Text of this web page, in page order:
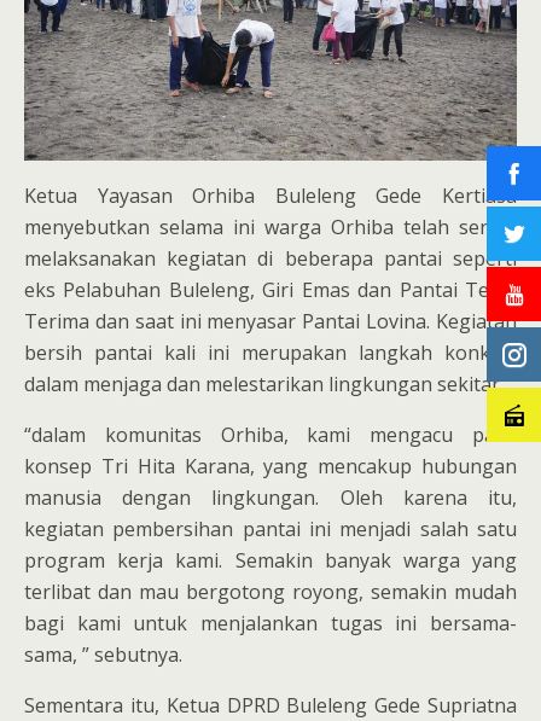
Ketua Yayasan Orhiba Buleleng Gede Kertiasa
menyebutkan selama ini warga Orhiba telah sering
melaksanakan kegiatan di beberapa pantai seperti
eks Pelabuhan Buleleng, Giri Emas dan Pantai Teluk
Terima dan saat ini menyasar Pantai Lovina. Kegiatan
bersih pantai kali ini merupakan langkah konkret
dalam menjaga dan melestarikan lingkungan sekitar.
“dalam komunitas Orhiba, kami mengacu pada
konsep Tri Hita Karana, yang mencakup hubungan
manusia dengan lingkungan. Oleh karena itu,
kegiatan pembersihan pantai ini menjadi salah satu
program kerja kami. Semakin banyak warga yang
terlibat dan mau bergotong royong, semakin mudah
bagi kami untuk menjalankan tugas ini bersama-
sama, ” sebutnya.
Sementara itu, Ketua DPRD Buleleng Gede Supriatna